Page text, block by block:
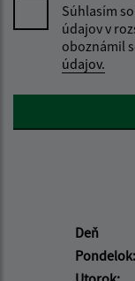
Súhlasím
údajov v
oboznámil
údajov.
Google reCaptcha
Deň
Pondelok: